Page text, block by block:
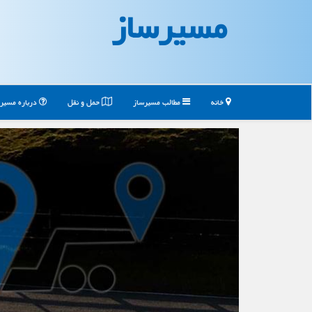
مسیرساز
خانه مطالب مسیرساز حمل و نقل درباره